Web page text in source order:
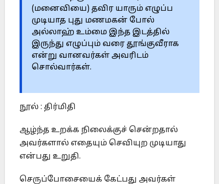
(மனைவியை) தவிர யாரும் எழுப்ப
முடியாத புது மணமகன் போல்
அல்லாஹ் உம்மை இந்த இடத்தில்
இருந்து எழுப்பும் வரை தூங்குவீராக
என்று வானவர்கள் அவரிடம்
சொல்வார்கள்.
நூல் : திர்மிதி
ஆழ்ந்த உறக்க நிலைக்குச் சென்றதால்
அவர்களால் எதையும் செவியுற முடியாது
என்பது உறுதி.
செருப்போசையைக் கேட்பது அவர்கள்